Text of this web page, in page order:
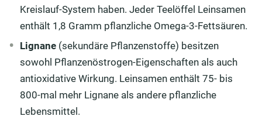
Kreislauf-System haben. Jeder Teelöffel Leinsamen
enthält 1,8 Gramm pflanzliche Omega-3-Fettsäuren.
Lignane (sekundäre Pflanzenstoffe) besitzen
sowohl Pflanzenöstrogen-Eigenschaften als auch
antioxidative Wirkung. Leinsamen enthält 75- bis
800-mal mehr Lignane als andere pflanzliche
Lebensmittel.